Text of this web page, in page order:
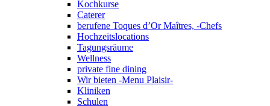
Kochkurse
Caterer
berufene Toques d’Or Maîtres, -Chefs
Hochzeitslocations
Tagungsräume
Wellness
private fine dining
Wir bieten -Menu Plaisir-
Kliniken
Schulen